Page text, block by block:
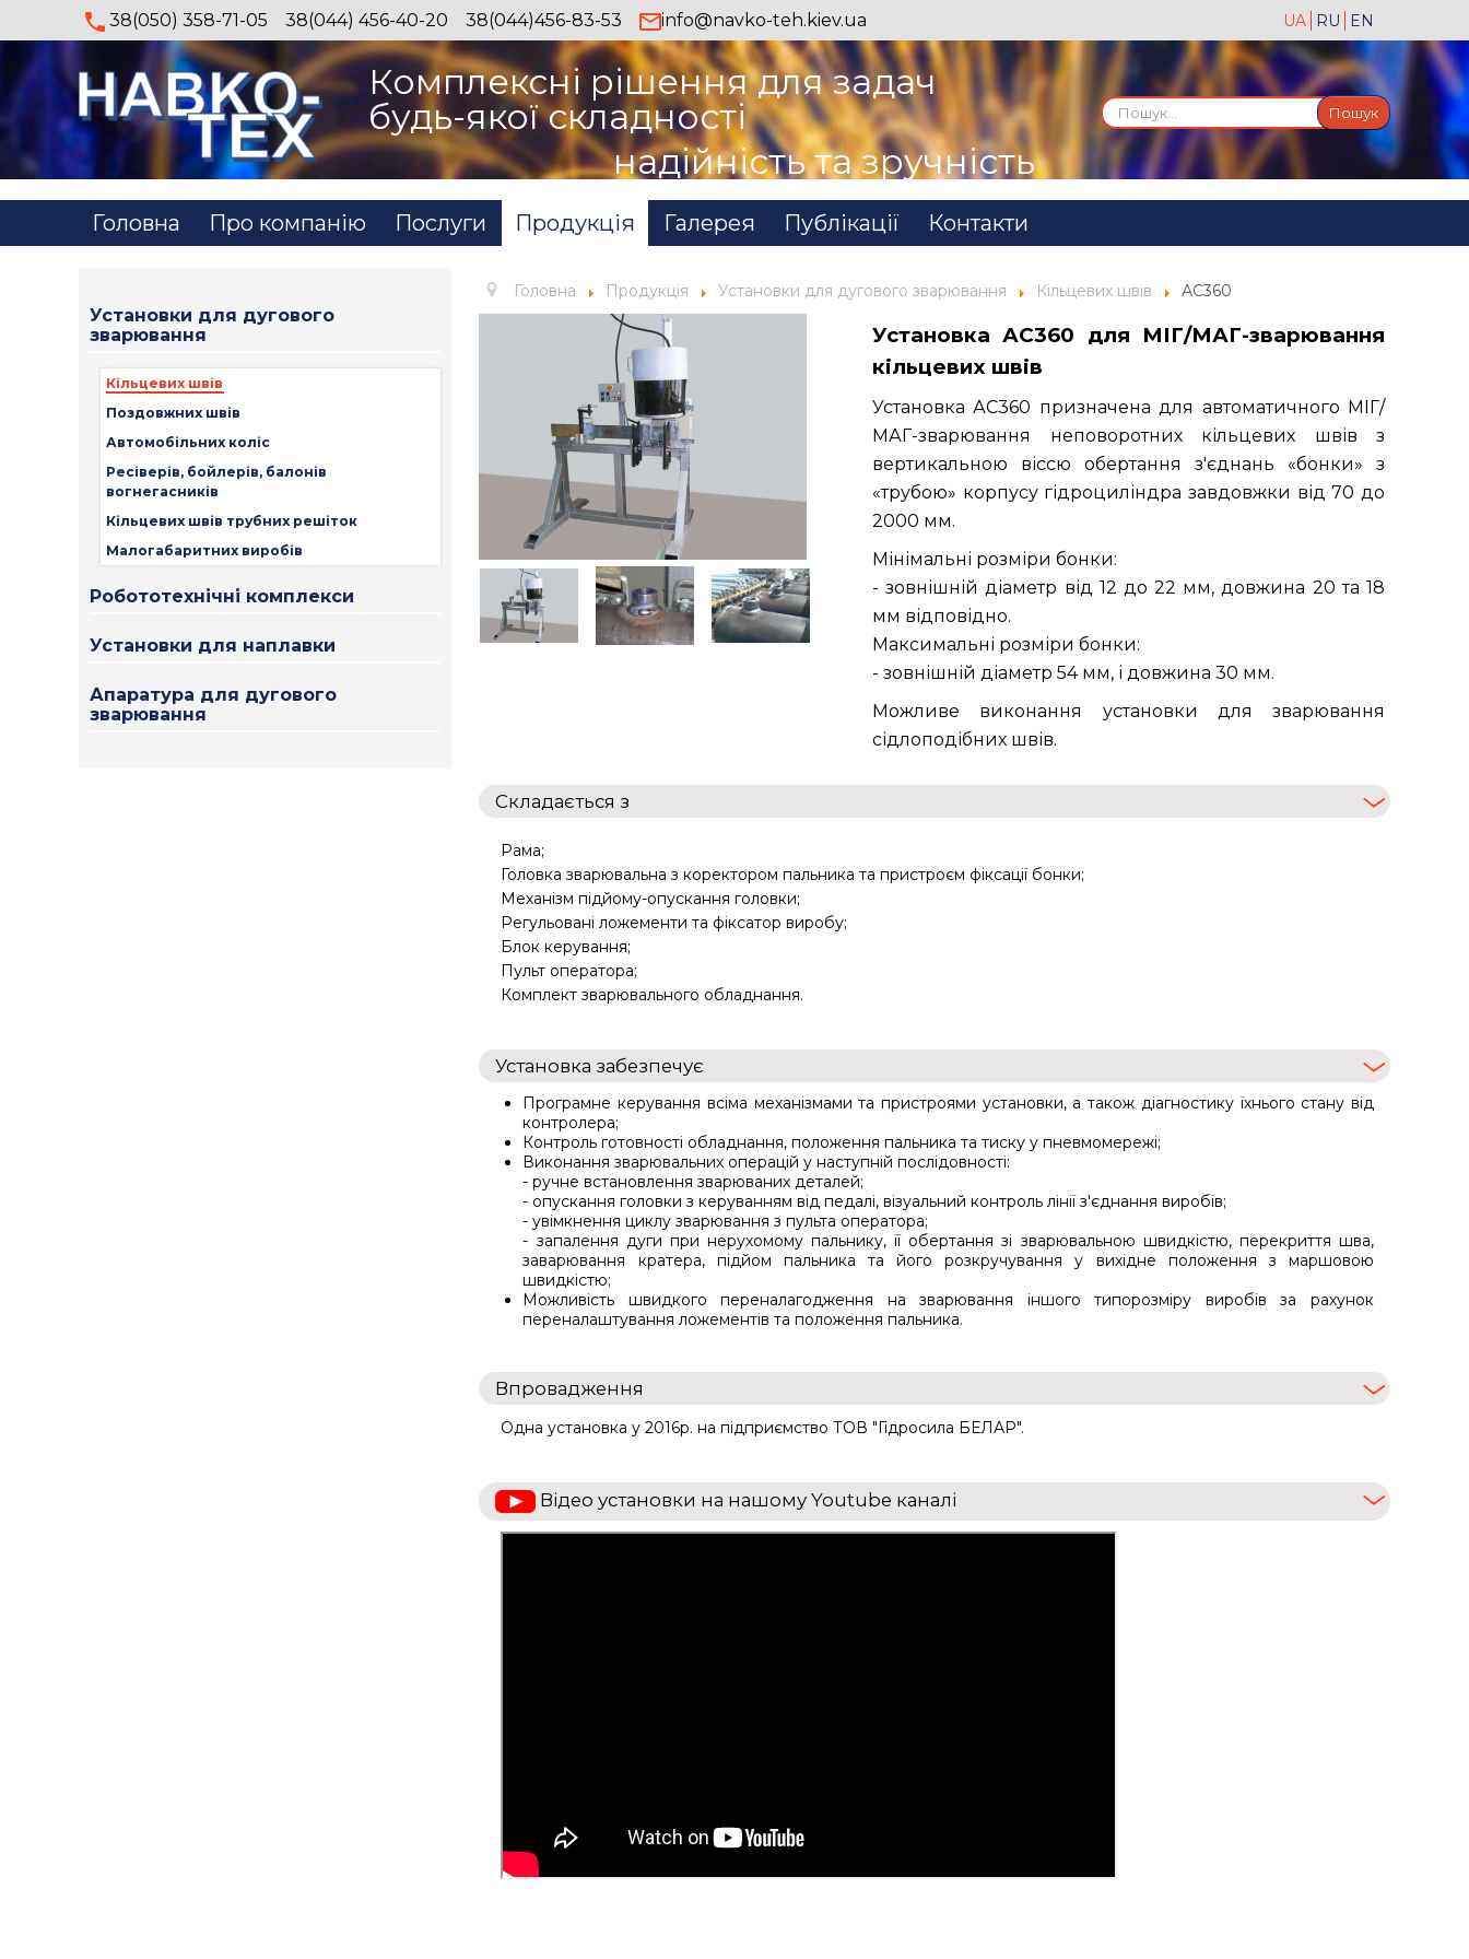
38(050) 358-71-05 38(044) 456-40-20 38(044)456-83-53 info@navko-teh.kiev.ua UA RU EN
Пошук... Пошук
Комплексні рішення для задач
будь-якої складності
надійність та зручність
Головна Про компанію Послуги Продукція Галерея Публікації Контакти
Установки для дугового
зварювання
Кільцевих швів
Поздовжних швів
Автомобільних коліс
Ресіверів, бойлерів, балонів
вогнегасників
Кільцевих швів трубних решіток
Малогабаритних виробів
Робототехнічні комплекси
Установки для наплавки
Апаратура для дугового
зварювання
Головна Продукція Установки для дугового зварювання Кільцевих швів АС360
Установка АС360 для МІГ/МАГ-зварювання
кільцевих швів
Установка АС360 призначена для автоматичного МІГ/
МАГ-зварювання неповоротних кільцевих швів з
вертикальною віссю обертання з'єднань «бонки» з
«трубою» корпусу гідроциліндра завдовжки від 70 до
2000 мм.
Мінімальні розміри бонки:
- зовнішній діаметр від 12 до 22 мм, довжина 20 та 18
мм відповідно.
Максимальні розміри бонки:
- зовнішній діаметр 54 мм, і довжина 30 мм.
Можливе виконання установки для зварювання
сідлоподібних швів.
Складається з
Рама;
Головка зварювальна з коректором пальника та пристроєм фіксації бонки;
Механізм підйому-опускання головки;
Регульовані ложементи та фіксатор виробу;
Блок керування;
Пульт оператора;
Комплект зварювального обладнання.
Установка забезпечує
Програмне керування всіма механізмами та пристроями установки, а також діагностику їхнього стану від
контролера;
Контроль готовності обладнання, положення пальника та тиску у пневмомережі;
Виконання зварювальних операцій у наступній послідовності:
- ручне встановлення зварюваних деталей;
- опускання головки з керуванням від педалі, візуальний контроль лінії з'єднання виробів;
- увімкнення циклу зварювання з пульта оператора;
- запалення дуги при нерухомому пальнику, її обертання зі зварювальною швидкістю, перекриття шва,
заварювання кратера, підйом пальника та його розкручування у вихідне положення з маршовою
швидкістю;
Можливість швидкого переналагодження на зварювання іншого типорозміру виробів за рахунок
переналаштування ложементів та положення пальника.
Впровадження
Одна установка у 2016р. на підприємство ТОВ "Гідросила БЕЛАР".
Відео установки на нашому Youtube каналі